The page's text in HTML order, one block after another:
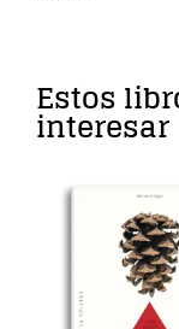
Estos
interesar